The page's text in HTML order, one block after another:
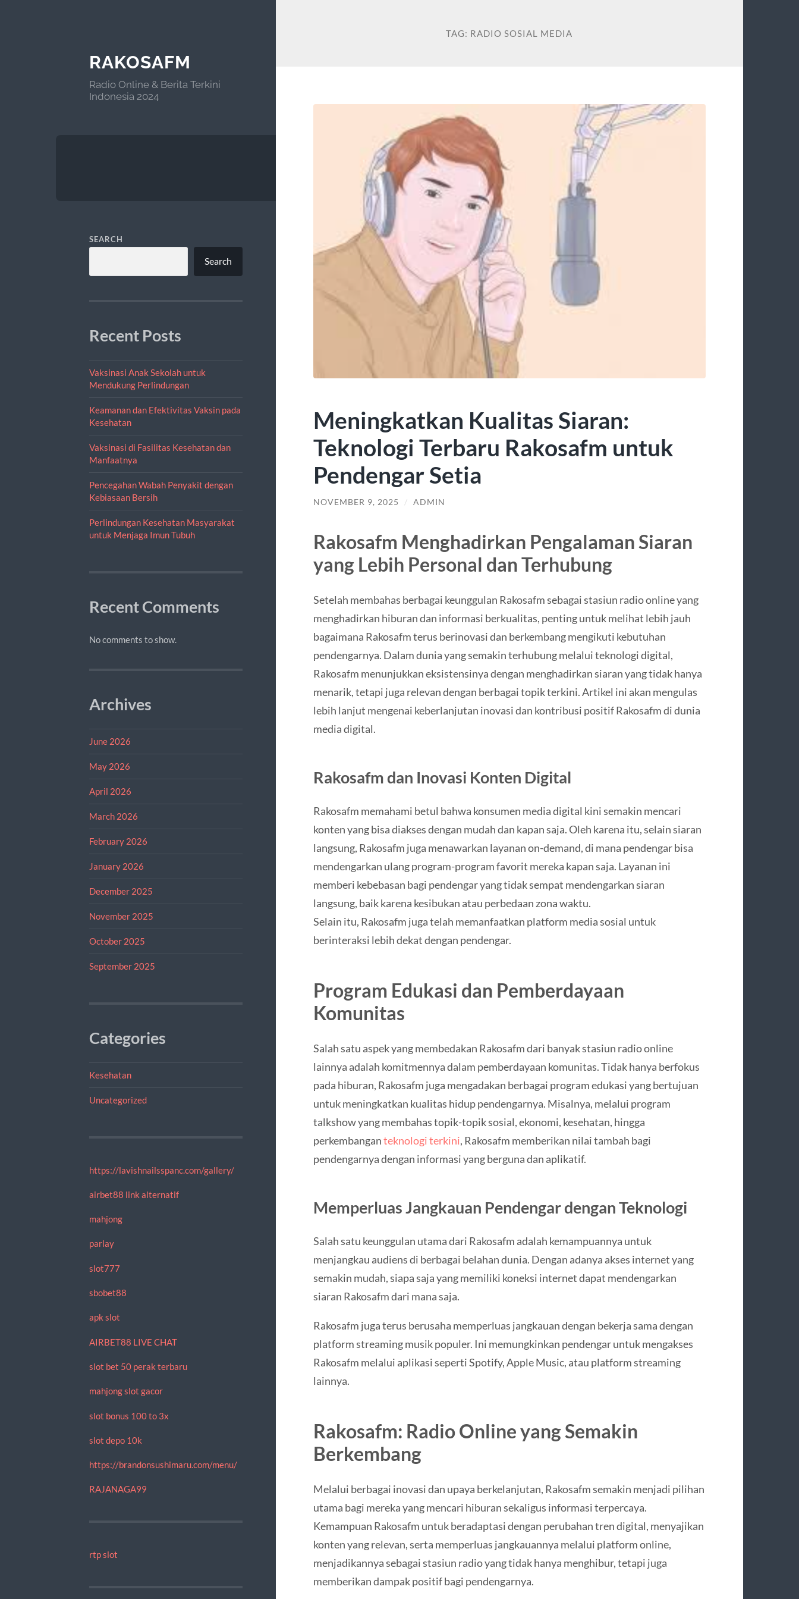
RAKOSAFM
Radio Online & Berita Terkini
Indonesia 2024
SEARCH
Search
Recent Posts
Vaksinasi Anak Sekolah untuk
Mendukung Perlindungan
Keamanan dan Efektivitas Vaksin pada
Kesehatan
Vaksinasi di Fasilitas Kesehatan dan
Manfaatnya
Pencegahan Wabah Penyakit dengan
Kebiasaan Bersih
Perlindungan Kesehatan Masyarakat
untuk Menjaga Imun Tubuh
Recent Comments
No comments to show.
Archives
June 2026
May 2026
April 2026
March 2026
February 2026
January 2026
December 2025
November 2025
October 2025
September 2025
Categories
Kesehatan
Uncategorized
https://lavishnailsspanc.com/gallery/
airbet88 link alternatif
mahjong
parlay
slot777
sbobet88
apk slot
AIRBET88 LIVE CHAT
slot bet 50 perak terbaru
mahjong slot gacor
slot bonus 100 to 3x
slot depo 10k
https://brandonsushimaru.com/menu/
RAJANAGA99
rtp slot
TAG: RADIO SOSIAL MEDIA
Meningkatkan Kualitas Siaran:
Teknologi Terbaru Rakosafm untuk
Pendengar Setia
NOVEMBER 9, 2025 / ADMIN
Rakosafm Menghadirkan Pengalaman Siaran
yang Lebih Personal dan Terhubung
Setelah membahas berbagai keunggulan Rakosafm sebagai stasiun radio online yang
menghadirkan hiburan dan informasi berkualitas, penting untuk melihat lebih jauh
bagaimana Rakosafm terus berinovasi dan berkembang mengikuti kebutuhan
pendengarnya. Dalam dunia yang semakin terhubung melalui teknologi digital,
Rakosafm menunjukkan eksistensinya dengan menghadirkan siaran yang tidak hanya
menarik, tetapi juga relevan dengan berbagai topik terkini. Artikel ini akan mengulas
lebih lanjut mengenai keberlanjutan inovasi dan kontribusi positif Rakosafm di dunia
media digital.
Rakosafm dan Inovasi Konten Digital
Rakosafm memahami betul bahwa konsumen media digital kini semakin mencari
konten yang bisa diakses dengan mudah dan kapan saja. Oleh karena itu, selain siaran
langsung, Rakosafm juga menawarkan layanan on-demand, di mana pendengar bisa
mendengarkan ulang program-program favorit mereka kapan saja. Layanan ini
memberi kebebasan bagi pendengar yang tidak sempat mendengarkan siaran
langsung, baik karena kesibukan atau perbedaan zona waktu.
Selain itu, Rakosafm juga telah memanfaatkan platform media sosial untuk
berinteraksi lebih dekat dengan pendengar.
Program Edukasi dan Pemberdayaan
Komunitas
Salah satu aspek yang membedakan Rakosafm dari banyak stasiun radio online
lainnya adalah komitmennya dalam pemberdayaan komunitas. Tidak hanya berfokus
pada hiburan, Rakosafm juga mengadakan berbagai program edukasi yang bertujuan
untuk meningkatkan kualitas hidup pendengarnya. Misalnya, melalui program
talkshow yang membahas topik-topik sosial, ekonomi, kesehatan, hingga
perkembanganteknologi terkini, Rakosafm memberikan nilai tambah bagi
pendengarnya dengan informasi yang berguna dan aplikatif.
Memperluas Jangkauan Pendengar dengan Teknologi
Salah satu keunggulan utama dari Rakosafm adalah kemampuannya untuk
menjangkau audiens di berbagai belahan dunia. Dengan adanya akses internet yang
semakin mudah, siapa saja yang memiliki koneksi internet dapat mendengarkan
siaran Rakosafm dari mana saja.
Rakosafm juga terus berusaha memperluas jangkauan dengan bekerja sama dengan
platform streaming musik populer. Ini memungkinkan pendengar untuk mengakses
Rakosafm melalui aplikasi seperti Spotify, Apple Music, atau platform streaming
lainnya.
Rakosafm: Radio Online yang Semakin
Berkembang
Melalui berbagai inovasi dan upaya berkelanjutan, Rakosafm semakin menjadi pilihan
utama bagi mereka yang mencari hiburan sekaligus informasi terpercaya.
Kemampuan Rakosafm untuk beradaptasi dengan perubahan tren digital, menyajikan
konten yang relevan, serta memperluas jangkauannya melalui platform online,
menjadikannya sebagai stasiun radio yang tidak hanya menghibur, tetapi juga
memberikan dampak positif bagi pendengarnya.